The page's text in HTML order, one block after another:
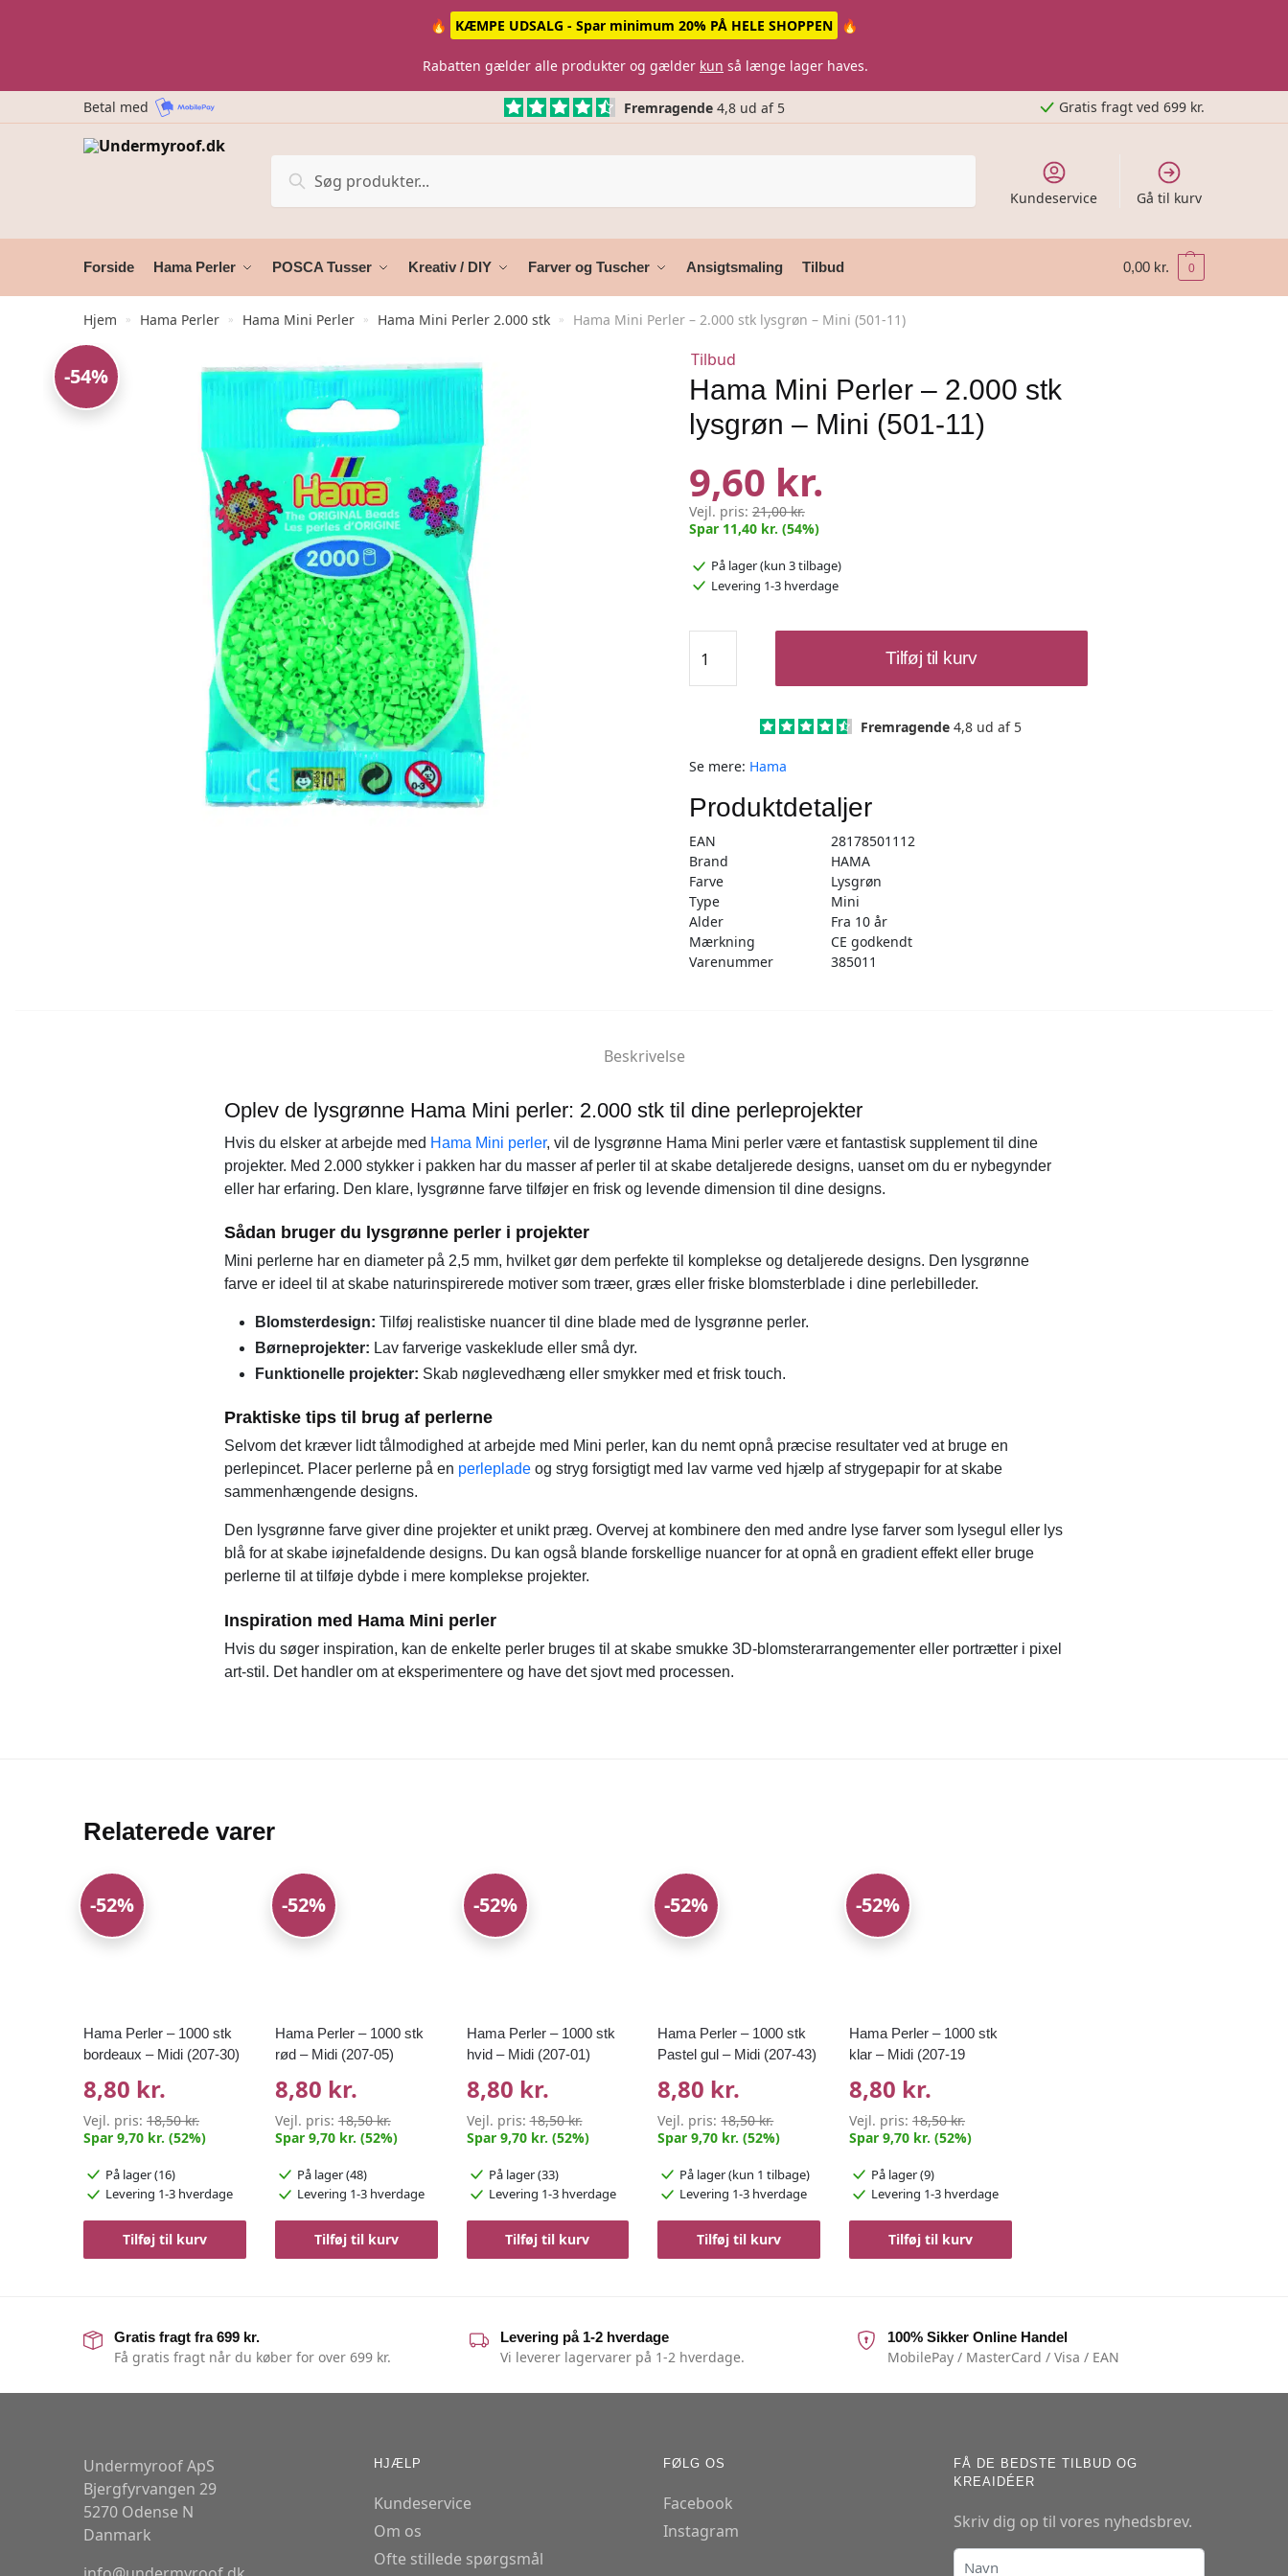
🔥 KÆMPE UDSALG - Spar minimum 20% PÅ HELE SHOPPEN 🔥
Rabatten gælder alle produkter og gælder kun så længe lager haves.
Betal med Fremragende4,8 ud af 5 Gratis fragt ved 699 kr.
efter:
Søg
Kundeservice Gå til kurv
Forside Hama Perler POSCA Tusser Kreativ / DIY Farver og Tuscher Ansigtsmaling Tilbud 0,00 kr. 0
Hjem » Hama Perler » Hama Mini Perler » Hama Mini Perler 2.000 stk » Hama Mini Perler – 2.000 stk lysgrøn – Mini (501-11)
-54%
Tilbud
Hama Mini Perler – 2.000 stk
lysgrøn – Mini (501-11)
9,60 kr.
Vejl. pris:21,00 kr.
Spar 11,40 kr. (54%)
På lager(kun 3 tilbage)
Levering 1-3 hverdage
Mini
Perler
-
(501-
11)
antal
Tilføj til kurv
Fremragende4,8 ud af 5
Se mere: Hama
Produktdetaljer
EAN
28178501112
Brand
HAMA
Farve
Lysgrøn
Type
Mini
Alder
Fra 10 år
Mærkning
CE godkendt
Varenummer
385011
Beskrivelse
Oplev de lysgrønne Hama Mini perler: 2.000 stk til dine perleprojekter
Hvis du elsker at arbejde med Hama Mini perler, vil de lysgrønne Hama Mini perler være et fantastisk supplement til dine
projekter. Med 2.000 stykker i pakken har du masser af perler til at skabe detaljerede designs, uanset om du er nybegynder
eller har erfaring. Den klare, lysgrønne farve tilføjer en frisk og levende dimension til dine designs.
Sådan bruger du lysgrønne perler i projekter
Mini perlerne har en diameter på 2,5 mm, hvilket gør dem perfekte til komplekse og detaljerede designs. Den lysgrønne
farve er ideel til at skabe naturinspirerede motiver som træer, græs eller friske blomsterblade i dine perlebilleder.
Blomsterdesign: Tilføj realistiske nuancer til dine blade med de lysgrønne perler.
Børneprojekter: Lav farverige vaskeklude eller små dyr.
Funktionelle projekter: Skab nøglevedhæng eller smykker med et frisk touch.
Praktiske tips til brug af perlerne
Selvom det kræver lidt tålmodighed at arbejde med Mini perler, kan du nemt opnå præcise resultater ved at bruge en
perlepincet. Placer perlerne på en perlepladeog stryg forsigtigt med lav varme ved hjælp af strygepapir for at skabe
sammenhængende designs.
Den lysgrønne farve giver dine projekter et unikt præg. Overvej at kombinere den med andre lyse farver som lysegul eller lys
blå for at skabe iøjnefaldende designs. Du kan også blande forskellige nuancer for at opnå en gradient effekt eller bruge
perlerne til at tilføje dybde i mere komplekse projekter.
Inspiration med Hama Mini perler
Hvis du søger inspiration, kan de enkelte perler bruges til at skabe smukke 3D-blomsterarrangementer eller portrætter i pixel
art-stil. Det handler om at eksperimentere og have det sjovt med processen.
Relaterede varer
-52%
Hama Perler – 1000 stk
bordeaux – Midi (207-30)
8,80 kr.
Vejl. pris:18,50 kr.
Spar 9,70 kr. (52%)
På lager (16)
Levering 1-3 hverdage
Tilføj til kurv
-52%
Hama Perler – 1000 stk
rød – Midi (207-05)
8,80 kr.
Vejl. pris:18,50 kr.
Spar 9,70 kr. (52%)
På lager (48)
Levering 1-3 hverdage
Tilføj til kurv
-52%
Hama Perler – 1000 stk
hvid – Midi (207-01)
8,80 kr.
Vejl. pris:18,50 kr.
Spar 9,70 kr. (52%)
På lager (33)
Levering 1-3 hverdage
Tilføj til kurv
-52%
Hama Perler – 1000 stk
Pastel gul – Midi (207-43)
8,80 kr.
Vejl. pris:18,50 kr.
Spar 9,70 kr. (52%)
På lager(kun 1 tilbage)
Levering 1-3 hverdage
Tilføj til kurv
-52%
Hama Perler – 1000 stk
klar – Midi (207-19
8,80 kr.
Vejl. pris:18,50 kr.
Spar 9,70 kr. (52%)
På lager (9)
Levering 1-3 hverdage
Tilføj til kurv
Gratis fragt fra 699 kr.
Få gratis fragt når du køber for over 699 kr.
Levering på 1-2 hverdage
Vi leverer lagervarer på 1-2 hverdage.
100% Sikker Online Handel
MobilePay / MasterCard / Visa / EAN
Undermyroof ApS
Bjergfyrvangen 29
5270 Odense N
Danmark
HJÆLP
Kundeservice
Om os
Ofte stillede spørgsmål
FØLG OS
Facebook
Instagram
FÅ DE BEDSTE TILBUD OG
KREAIDÉER
Skriv dig op til vores nyhedsbrev.